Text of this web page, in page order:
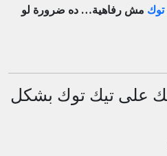
توك مش رفاهية… ده ضرورة لو
على تيك توك بشكل